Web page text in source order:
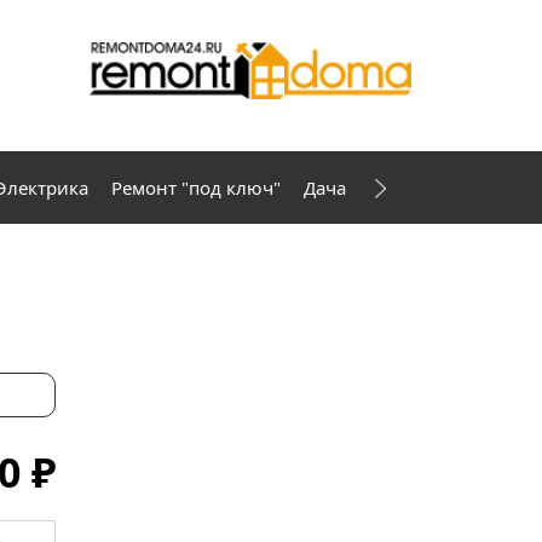
Ремонт "под ключ" Дача
₽